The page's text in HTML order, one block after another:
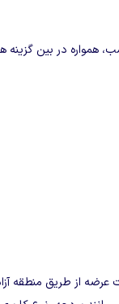
همواره در بین
از طریق منطقه